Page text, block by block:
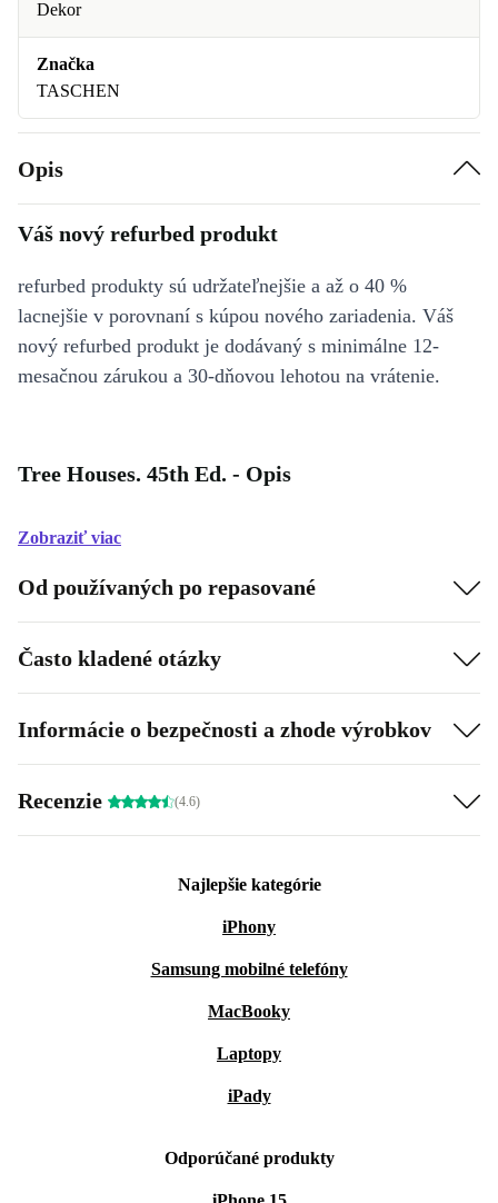
Dekor
Značka
TASCHEN
Opis
Váš nový refurbed produkt
refurbed produkty sú udržateľnejšie a až o 40 %
lacnejšie v porovnaní s kúpou nového zariadenia. Váš
nový refurbed produkt je dodávaný s minimálne 12-
mesačnou zárukou a 30-dňovou lehotou na vrátenie.
Tree Houses. 45th Ed. - Opis
Zobraziť viac
Od používaných po repasované
Často kladené otázky
Informácie o bezpečnosti a zhode výrobkov
Recenzie (4.6)
Najlepšie kategórie
iPhony
Samsung mobilné telefóny
MacBooky
Laptopy
iPady
Odporúčané produkty